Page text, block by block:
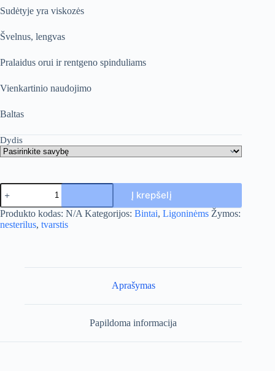
Sudėtyje yra viskozės
Švelnus, lengvas
Pralaidus orui ir rentgeno spinduliams
Vienkartinio naudojimo
Baltas
Dydis
produkto
kiekis:
Megztas
nesterilus
tvarstis
Į krepšelį
A
l
Produkto kodas: N/A Kategorijos: Bintai, Ligoninėms Žymos:
nesterilus, tvarstis
Aprašymas
Papildoma informacija